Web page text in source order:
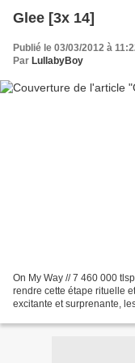
Glee [3x 14]
Publié le 03/03/2012 à
Par LullabyBoy
On My Way // 7 460 000
rendre cette étape rituelle
excitante et surprenante,